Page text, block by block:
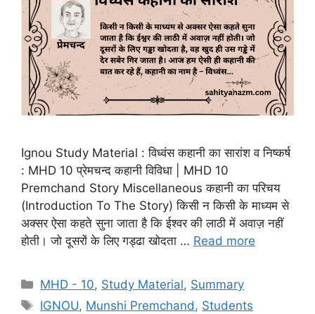
Ignou Study Material : विध्वंस कहानी का सारांश व निष्कर्ष
: MHD 10 प्रेमचन्द कहानी विविधा | MHD 10
Premchand Story Miscellaneous कहानी का परिचय
(Introduction To The Story) किसी न किसी के माध्यम से
अक्सर ऐसा कहते सुना जाता है कि ईश्वर की लाठी में अवाज़ नहीं
होती। जो दूसरों के लिए गड्ढा खोदता … Read more
MHD - 10, Study Material, Summary
IGNOU, Munshi Premchand, Students